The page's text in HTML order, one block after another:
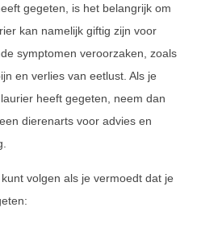
gegeten, is het belangrijk om
kan namelijk giftig zijn voor
symptomen veroorzaken, zoals
en verlies van eetlust. Als je
heeft gegeten, neem dan
dierenarts voor advies en
volgen als je vermoedt dat je